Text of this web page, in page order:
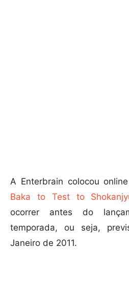
A Enterbrain colocou
Baka to Test to
ocorrer antes do
temporada, ou seja,
Janeiro de 2011.